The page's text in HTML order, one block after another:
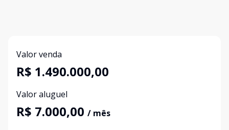
Valor venda
R$ 1.490.000,00
Valor aluguel
R$ 7.000,00 / mês